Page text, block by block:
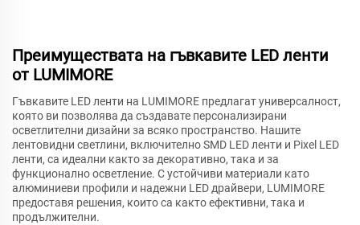
Преимуществата на гъвкавите LED ленти
от LUMIMORE
Гъвкавите LED ленти на LUMIMORE предлагат универсалност,
която ви позволява да създавате персонализирани
осветлителни дизайни за всяко пространство. Нашите
лентовидни светлини, включително SMD LED ленти и Pixel LED
ленти, са идеални както за декоративно, така и за
функционално осветление. С устойчиви материали като
алюминиеви профили и надежни LED драйвери, LUMIMORE
предоставя решения, които са както ефективни, така и
продължителни.